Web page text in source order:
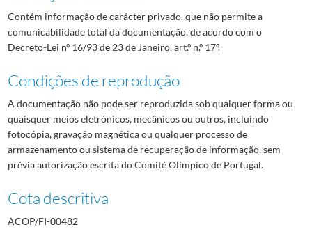
Contém informação de carácter privado, que não permite a
comunicabilidade total da documentação, de acordo com o
Decreto-Lei nº 16/93 de 23 de Janeiro, art.º n.º 17º.
Condições de reprodução
A documentação não pode ser reproduzida sob qualquer forma ou
quaisquer meios eletrónicos, mecânicos ou outros, incluindo
fotocópia, gravação magnética ou qualquer processo de
armazenamento ou sistema de recuperação de informação, sem
prévia autorização escrita do Comité Olímpico de Portugal.
Cota descritiva
ACOP/FI-00482